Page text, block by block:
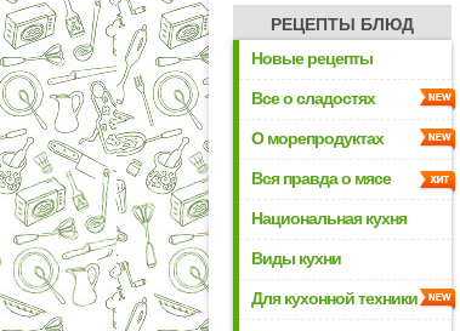
РЕЦЕПТЫ БЛЮД
Новые рецепты
Все о сладостях
О морепродуктах
Вся правда о мясе
Национальная кухня
Виды кухни
Для кухонной техники